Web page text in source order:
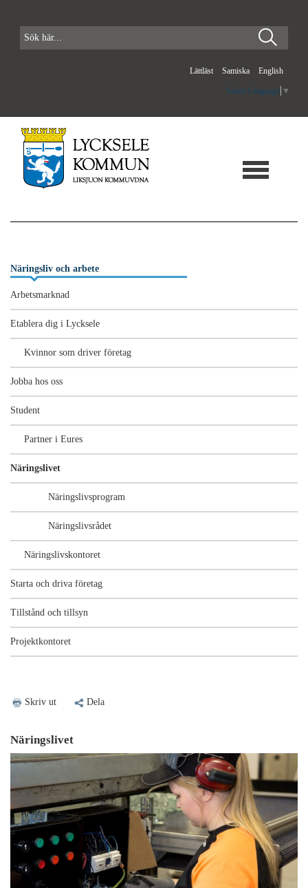
Lättläst Samiska English
Select Language ▼
Näringsliv och arbete
Arbetsmarknad
Etablera dig i Lycksele
Kvinnor som driver företag
Jobba hos oss
Student
Partner i Eures
Näringslivet
Näringslivsprogram
Näringslivsrådet
Näringslivskontoret
Starta och driva företag
Tillstånd och tillsyn
Projektkontoret
Skriv ut Dela
Näringslivet